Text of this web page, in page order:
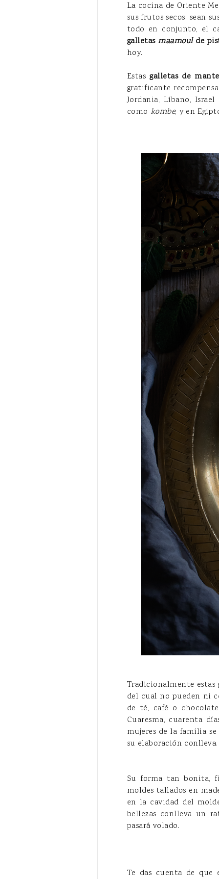
La cocina de Oriente
sus frutos secos, sean
todo en conjunto, el
galletasmaamoulde
hoy.
Estasgalletas de
gratificante
Jordania, Líbano,
como kombe, y en
Tradicionalmente
del cual no pueden ni
de té, café o
Cuaresma, cuarenta
mujeres de la familia
su elaboración
Su forma tan bonita,
moldes tallados en
en la cavidad del
bellezas conlleva un
pasará volado.
Te das cuenta de que